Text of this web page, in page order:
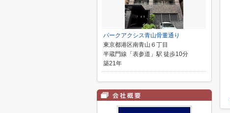
パークアクシス青山骨董通り
東京都港区南青山６丁目
半蔵門線「表参道」駅 徒歩10分
築21年